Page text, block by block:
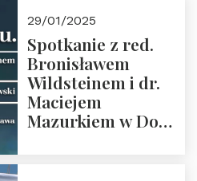
29/01/2025
Spotkanie z red.
Bronisławem
Wildsteinem i dr.
Maciejem
Mazurkiem w Domu